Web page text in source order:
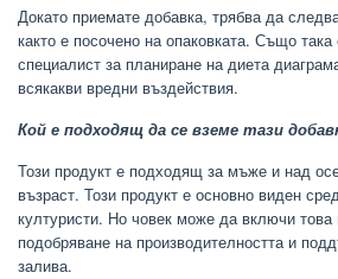
Докато приемате добавка, трябва да
както е посочено на опаковката. Също така
специалист за планиране на диета
всякакви вредни въздействия.
Кой е подходящ да се вземе тази
Този продукт е подходящ за мъже и над
възраст. Този продукт е основно виден
културисти. Но човек може да включи това
подобряване на производителността и
залива.